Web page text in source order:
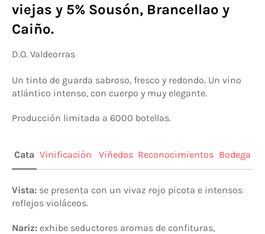
viejas y 5% Sousón, Brancellao y
Caiño.
D.O. Valdeorras
Un tinto de guarda sabroso, fresco y redondo. Un vino
atlántico intenso, con cuerpo y muy elegante.
Producción limitada a 6000 botellas.
Cata
Vista: se presenta con un vivaz rojo picota e intensos
reflejos violáceos.
Nariz: exhibe seductores aromas de confituras,
Vinificación Viñedos Reconocimientos Bodega